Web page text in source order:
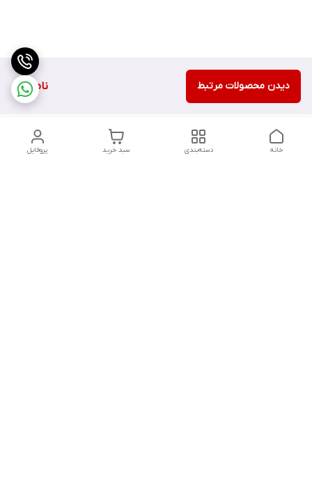
ناموجود دیدن محصولات مرتبط
پروفایل سبد خرید دسته‌بندی خانه